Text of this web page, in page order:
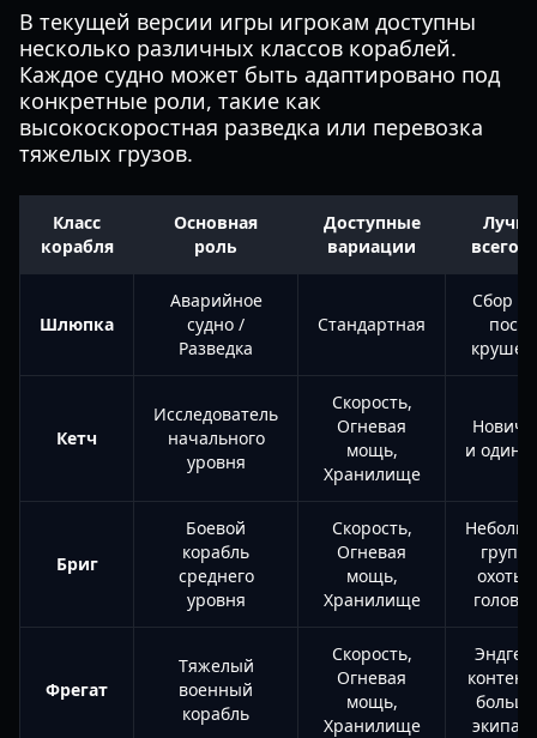
В текущей версии игры игрокам доступны
несколько различных классов кораблей.
Каждое судно может быть адаптировано под
конкретные роли, такие как
высокоскоростная разведка или перевозка
тяжелых грузов.
Класс
корабля
Основная
роль
Доступные
вариации
всего
Шлюпка
Аварийное
судно /
Разведка
Стандартная
Сбор
после
Кетч
Исследователь
начального
уровня
Скорость,
Огневая
мощь,
Хранилище
и
Бриг
Боевой
корабль
среднего
уровня
Скорость,
Огневая
мощь,
Хранилище
групп
охоты
Фрегат
Тяжелый
военный
корабль
Скорость,
Огневая
мощь,
Хранилище